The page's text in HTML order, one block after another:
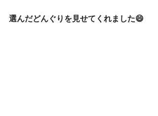
選んだどんぐりを見せてくれました😄